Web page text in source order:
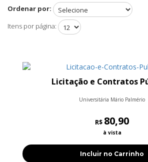
Ordenar por:
Itens por página:
Licitação e Contratos
Universitária Mário Palmério
R$ 80,90
à vista
Incluir no Carrinho